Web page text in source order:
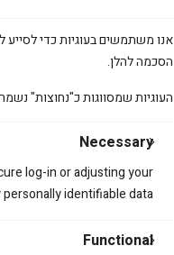
אנו משתמשים בעוגיות כדי לסייע
הסכמה להלן.
העוגיות שמסווגות כ"נחוצות"
Necessary
log-in or adjusting your
identifiable data.
Functional